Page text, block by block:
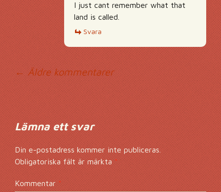
I just cant remember what that
land is called.
Svara
← Äldre kommentarer
Lämna ett svar
Din e-postadress kommer inte publiceras.
Obligatoriska fält är märkta*
Kommentar*